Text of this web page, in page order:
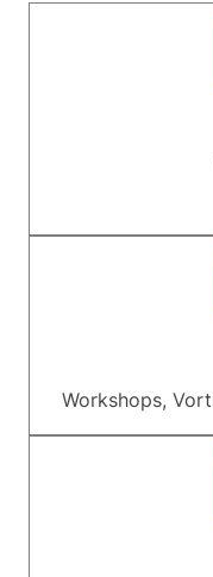
Workshops,